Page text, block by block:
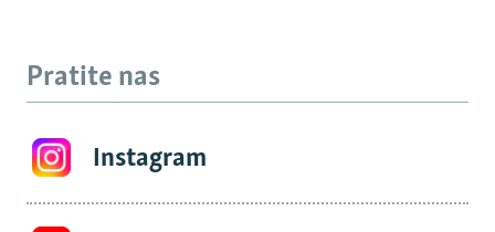
Pratite nas
Instagram